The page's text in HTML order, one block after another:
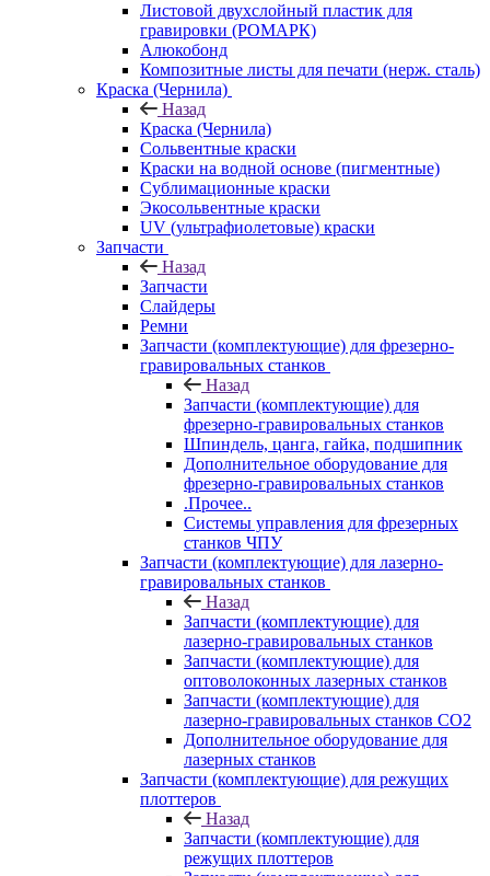
Листовой двухслойный пластик для
гравировки (РОМАРК)
Алюкобонд
Композитные листы для печати (нерж. сталь)
Краска (Чернила)
Назад
Краска (Чернила)
Сольвентные краски
Краски на водной основе (пигментные)
Сублимационные краски
Экосольвентные краски
UV (ультрафиолетовые) краски
Запчасти
Назад
Запчасти
Слайдеры
Ремни
Запчасти (комплектующие) для фрезерно-
гравировальных станков
Назад
Запчасти (комплектующие) для
фрезерно-гравировальных станков
Шпиндель, цанга, гайка, подшипник
Дополнительное оборудование для
фрезерно-гравировальных станков
.Прочее..
Системы управления для фрезерных
станков ЧПУ
Запчасти (комплектующие) для лазерно-
гравировальных станков
Назад
Запчасти (комплектующие) для
лазерно-гравировальных станков
Запчасти (комплектующие) для
оптоволоконных лазерных станков
Запчасти (комплектующие) для
лазерно-гравировальных станков CO2
Дополнительное оборудование для
лазерных станков
Запчасти (комплектующие) для режущих
плоттеров
Назад
Запчасти (комплектующие) для
режущих плоттеров